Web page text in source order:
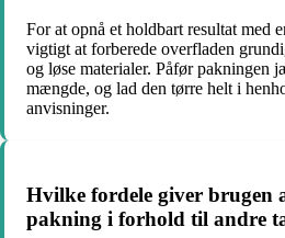
For at opnå et holdbart resultat med
vigtigt at forberede overfladen
og løse materialer. Påfør
mængde, og lad den tørre helt i
anvisninger.
Hvilke fordele giver brugen
pakning i forhold til andre